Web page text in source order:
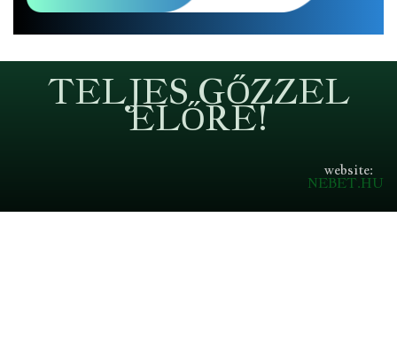
TELJES GŐZZEL
ELŐRE!
website:
NEBET.HU